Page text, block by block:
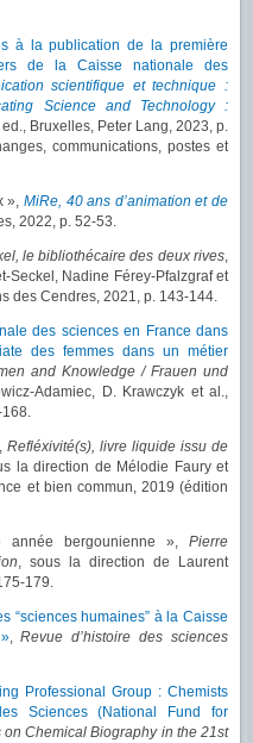
à la publication de la première
de la Caisse nationale des
scientifique et technique :
Science and Technology :
Bruxelles, Peter Lang, 2023, p.
communications, postes et
», MiRe, 40 ans d’animation et de
2022, p. 52-53.
le bibliothécaire des deux rives,
Seckel, Nadine Férey-Pfalzgraf et
des Cendres, 2021, p. 143-144.
des sciences en France dans
des femmes dans un métier
and Knowledge / Frauen und
Adamiec, D. Krawczyk et al.,
168.
,Refléxivité(s), livre liquide issu de
la direction de Mélodie Faury et
et bien commun, 2019 (édition
bergounienne », Pierre
, sous la direction de Laurent
179.
“sciences humaines” à la Caisse
,Revue d’histoire des sciences
Professional Group : Chemists
Sciences (National Fund for
on Chemical Biography in the 21st